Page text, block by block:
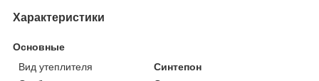
Характеристики
Основные
Вид утеплителя
Синтепон